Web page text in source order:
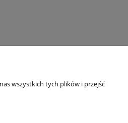
wszystkich tych plików i przejść